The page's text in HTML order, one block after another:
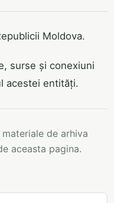
Moldova.
surse și conexiuni
acestei entități.
de arhiva
aceasta pagina.